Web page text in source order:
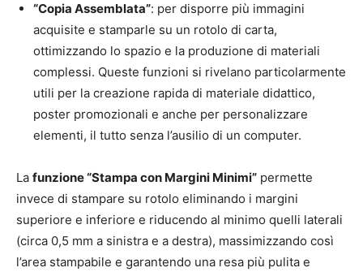
“Copia Assemblata”: per disporre più immagini
acquisite e stamparle su un rotolo di carta,
ottimizzando lo spazio e la produzione di materiali
complessi. Queste funzioni si rivelano particolarmente
utili per la creazione rapida di materiale didattico,
poster promozionali e anche per personalizzare
elementi, il tutto senza l’ausilio di un computer.
La funzione “Stampa con Margini Minimi” permette
invece di stampare su rotolo eliminando i margini
superiore e inferiore e riducendo al minimo quelli laterali
(circa 0,5 mm a sinistra e a destra), massimizzando così
l’area stampabile e garantendo una resa più pulita e